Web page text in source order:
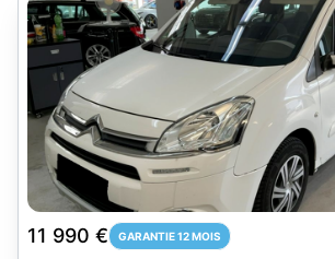
11 990 € GARANTIE 12 MOIS